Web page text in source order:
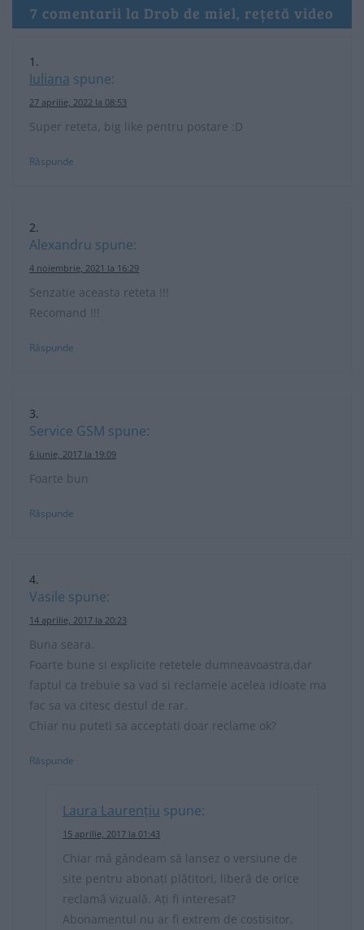
7 comentarii la Drob de miel, rețetă video
Iuliana spune:
27 aprilie, 2022 la 08:53
Super reteta, big like pentru postare :D
Răspunde
Alexandru spune:
4 noiembrie, 2021 la 16:29
Senzatie aceasta reteta !!!
Recomand !!!
Răspunde
Service GSM spune:
6 iunie, 2017 la 19:09
Foarte bun
Răspunde
Vasile spune:
14 aprilie, 2017 la 20:23
Buna seara.
Foarte bune si explicite retetele dumneavoastra,dar
faptul ca trebuie sa vad si reclamele acelea idioate ma
fac sa va citesc destul de rar.
Chiar nu puteti sa acceptati doar reclame ok?
Răspunde
Laura Laurențiu spune:
15 aprilie, 2017 la 01:43
Chiar mă gândeam să lansez o versiune de
site pentru abonați plătitori, liberă de orice
reclamă vizuală. Ați fi interesat?
Abonamentul nu ar fi extrem de costisitor,